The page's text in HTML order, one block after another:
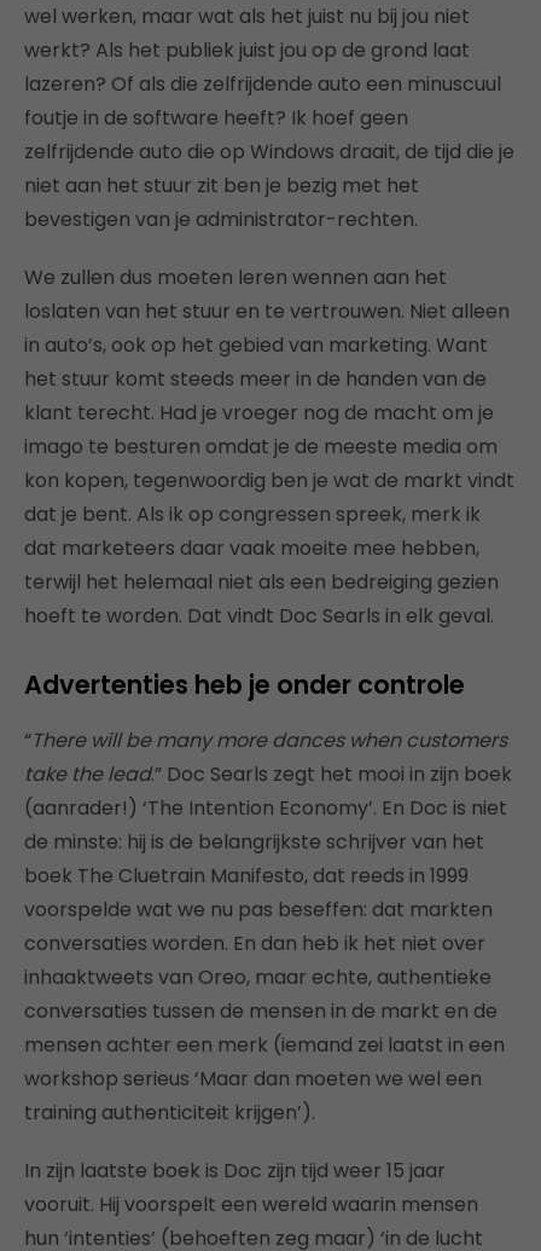
wel werken, maar wat als het juist nu bij jou niet
werkt? Als het publiek juist jou op de grond laat
lazeren? Of als die zelfrijdende auto een minuscuul
foutje in de software heeft? Ik hoef geen
zelfrijdende auto die op Windows draait, de tijd die je
niet aan het stuur zit ben je bezig met het
bevestigen van je administrator-rechten.
We zullen dus moeten leren wennen aan het
loslaten van het stuur en te vertrouwen. Niet alleen
in auto’s, ook op het gebied van marketing. Want
het stuur komt steeds meer in de handen van de
klant terecht. Had je vroeger nog de macht om je
imago te besturen omdat je de meeste media om
kon kopen, tegenwoordig ben je wat de markt vindt
dat je bent. Als ik op congressen spreek, merk ik
dat marketeers daar vaak moeite mee hebben,
terwijl het helemaal niet als een bedreiging gezien
hoeft te worden. Dat vindt Doc Searls in elk geval.
Advertenties heb je onder controle
“There will be many more dances when customers
take the lead.” Doc Searls zegt het mooi in zijn boek
(aanrader!) ‘The Intention Economy’. En Doc is niet
de minste: hij is de belangrijkste schrijver van het
boek The Cluetrain Manifesto, dat reeds in 1999
voorspelde wat we nu pas beseffen: dat markten
conversaties worden. En dan heb ik het niet over
inhaaktweets van Oreo, maar echte, authentieke
conversaties tussen de mensen in de markt en de
mensen achter een merk (iemand zei laatst in een
workshop serieus ‘Maar dan moeten we wel een
training authenticiteit krijgen’).
In zijn laatste boek is Doc zijn tijd weer 15 jaar
vooruit. Hij voorspelt een wereld waarin mensen
hun ‘intenties’ (behoeften zeg maar) ‘in de lucht